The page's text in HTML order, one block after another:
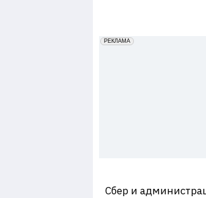
erid: 2VfnxxmNzs5
РЕКЛАМА
Сбер и